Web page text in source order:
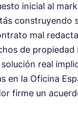
inicial al
construyendo
mal
de
real
en la Oficina
firme un